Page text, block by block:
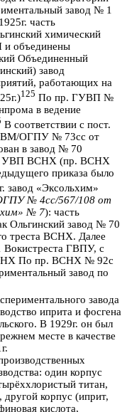
завод № 1
часть
химический
и объединены
Объединенный
завод
работающих на
125 По пр. ГУВП №
в ведение
В соответствии с пост.
ОГПУ № 73сс от
в завод № 70
УВП ВСНХ (пр. ВСНХ
приказа было
завод «Эксольхим»
№ 4сс/567/108 от
№ 7): часть
Ольгинский завод № 70
треста ВСНХ. Далее
Вокистреста ГВПУ, с
По пр. ВСНХ № 92с
завод по
завода
иприта и фосгена
В 1929г. он был
месте в качестве
один корпус
титан,
корпус (иприт,
кислота,